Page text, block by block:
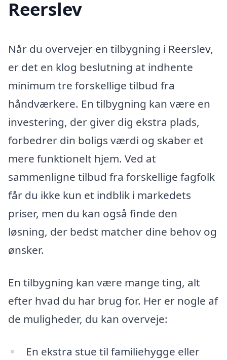
Reerslev
Når du overvejer en tilbygning i Reerslev,
er det en klog beslutning at indhente
minimum tre forskellige tilbud fra
håndværkere. En tilbygning kan være en
investering, der giver dig ekstra plads,
forbedrer din boligs værdi og skaber et
mere funktionelt hjem. Ved at
sammenligne tilbud fra forskellige fagfolk
får du ikke kun et indblik i markedets
priser, men du kan også finde den
løsning, der bedst matcher dine behov og
ønsker.
En tilbygning kan være mange ting, alt
efter hvad du har brug for. Her er nogle af
de muligheder, du kan overveje:
En ekstra stue til familiehygge eller